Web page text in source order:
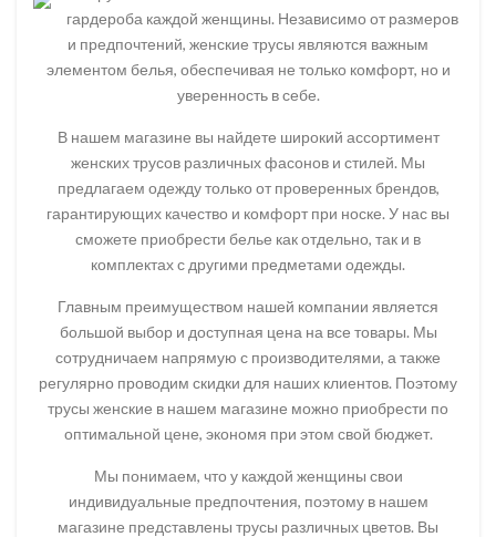
гардероба каждой женщины. Независимо от размеров
и предпочтений, женские трусы являются важным
элементом белья, обеспечивая не только комфорт, но и
уверенность в себе.
В нашем магазине вы найдете широкий ассортимент
женских трусов различных фасонов и стилей. Мы
предлагаем одежду только от проверенных брендов,
гарантирующих качество и комфорт при носке. У нас вы
сможете приобрести белье как отдельно, так и в
комплектах с другими предметами одежды.
Главным преимуществом нашей компании является
большой выбор и доступная цена на все товары. Мы
сотрудничаем напрямую с производителями, а также
регулярно проводим скидки для наших клиентов. Поэтому
трусы женские в нашем магазине можно приобрести по
оптимальной цене, экономя при этом свой бюджет.
Мы понимаем, что у каждой женщины свои
индивидуальные предпочтения, поэтому в нашем
магазине представлены трусы различных цветов. Вы